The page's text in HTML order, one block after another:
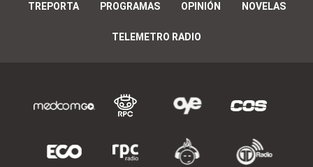
TREPORTA PROGRAMAS OPINIÓN NOVELAS
TELEMETRO RADIO